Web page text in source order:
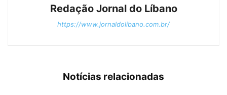
Redação Jornal do Líbano
https://www.jornaldolibano.com.br/
Notícias relacionadas